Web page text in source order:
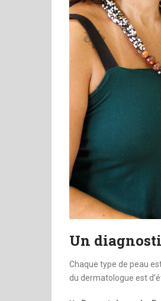
Un
Chaque type de peau
du dermatologue est